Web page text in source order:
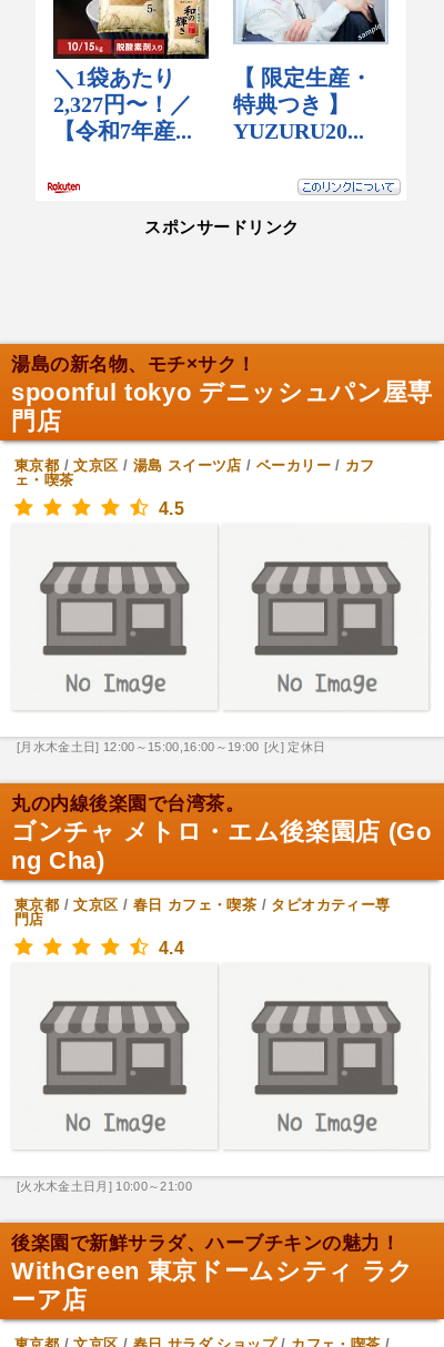
スポンサードリンク
湯島の新名物、モチ×サク！
spoonful tokyo デニッシュパン屋専
門店
東京都 /文京区 / 湯島 スイーツ店 / ベーカリー/ カフ
ェ・喫茶
4.5
[月水木金土日] 12:00～15:00,16:00～19:00 [火] 定休日
丸の内線後楽園で台湾茶。
ゴンチャ メトロ・エム後楽園店 (Go
ng Cha)
東京都 /文京区 / 春日 カフェ・喫茶 / タピオカティー専
門店
4.4
[火水木金土日月] 10:00～21:00
後楽園で新鮮サラダ、ハーブチキンの魅力！
WithGreen 東京ドームシティ ラク
ーア店